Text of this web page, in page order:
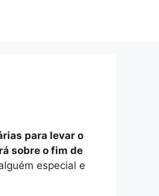
para levar o
sobre o fim de
especial e